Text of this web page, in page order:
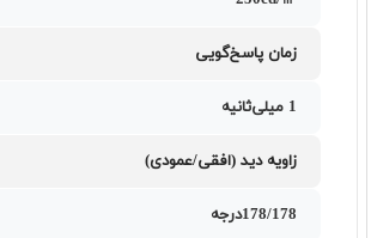
زمان پاسخ‌گویی
1 میلی‌ثانیه
زاویه دید (افقی/عمودی)
178/178درجه